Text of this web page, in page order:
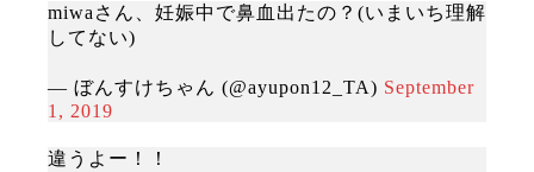
miwaさん、妊娠中で鼻血出たの？(いまいち理解
してない)
— ぼんすけちゃん (@ayupon12_TA) September
1, 2019
違うよー！！